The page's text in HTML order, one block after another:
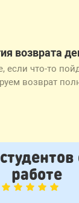
возврата
если что-то
возврат
работе